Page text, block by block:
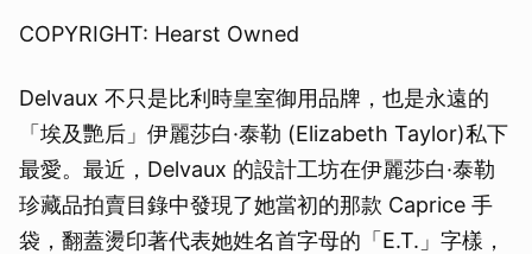
COPYRIGHT: Hearst Owned
Delvaux 不只是比利時皇室御用品牌，也是永遠的
「埃及艷后」伊麗莎白·泰勒 (Elizabeth Taylor)私下
最愛。最近，Delvaux 的設計工坊在伊麗莎白·泰勒
珍藏品拍賣目錄中發現了她當初的那款 Caprice 手
袋，翻蓋燙印著代表她姓名首字母的「E.T.」字樣，